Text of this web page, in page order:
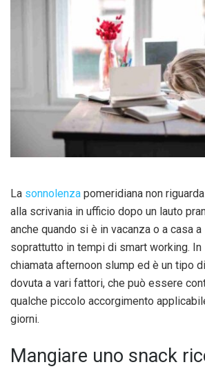
La sonnolenza pomeridiana non
alla scrivania in ufficio dopo un lauto
anche quando si è in vacanza o a casa a
soprattutto in tempi di smart working.
chiamata afternoon slump ed è un tipo
dovuta a vari fattori, che può essere
qualche piccolo accorgimento
giorni.
Mangiare uno snack